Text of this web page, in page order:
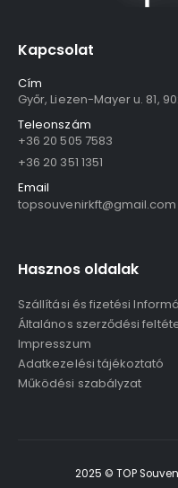
Kapcsolat
Cím
Győr, Liezen-Mayer u. 81,
Teleonszám
+36 20 505 7583
+36 20 351 1351
Email
topsouvenirkft@gmail.com
Hasznos oldalak
Szállítási és fizetési
Általános szerződési
Impresszum
Adatkezelési tájékoztató
Működési szabályzat
2025 © TOP